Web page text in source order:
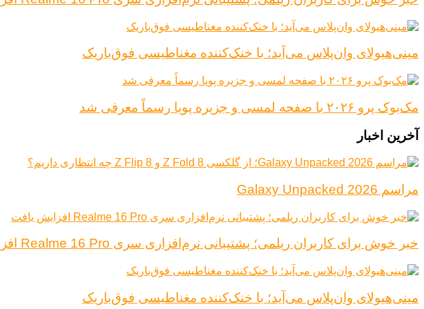
مینی‌هیولای وان‌پلاس می‌آید؛ با خنک‌کننده مغناطیسی فوق‌باریک
مک‌بوک پرو ۲۰۲۶ با صفحه لمسی و جزیره پویا رسماً معرفی شد
آخرین اخبار
مراسم Galaxy Unpacked 2026
خبر خوش برای کاربران ریلمی؛ پشتیبانی نرم‌افزاری سری Realme 16 Pro افزایش یافت
مینی‌هیولای وان‌پلاس می‌آید؛ با خنک‌کننده مغناطیسی فوق‌باریک